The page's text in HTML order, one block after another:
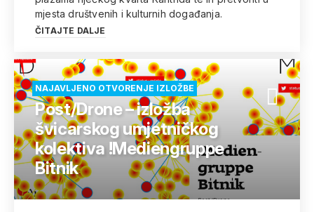
mjesta društvenih i kulturnih događanja.
ČITAJTE DALJE
NAJAVLJENO OTVORENJE IZLOŽBE
Post/Drone – izložba
švicarskog umjetničkog
kolektiva !Mediengruppe
Bitnik